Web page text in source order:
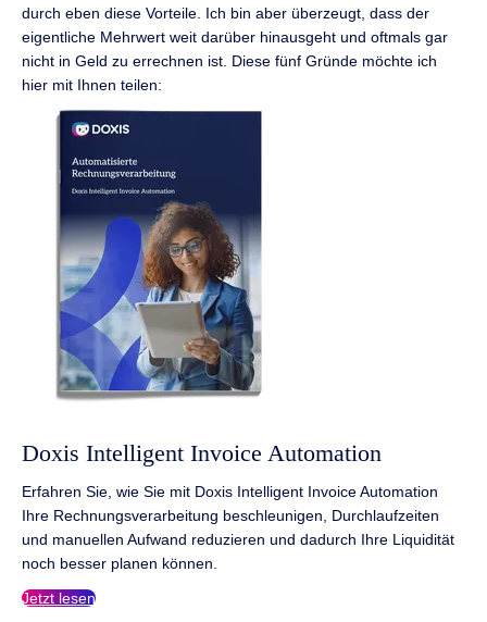
durch eben diese Vorteile. Ich bin aber überzeugt, dass der
eigentliche Mehrwert weit darüber hinausgeht und oftmals gar
nicht in Geld zu errechnen ist. Diese fünf Gründe möchte ich
hier mit Ihnen teilen:
Doxis Intelligent Invoice Automation
Erfahren Sie, wie Sie mit Doxis Intelligent Invoice Automation
Ihre Rechnungsverarbeitung beschleunigen, Durchlaufzeiten
und manuellen Aufwand reduzieren und dadurch Ihre Liquidität
noch besser planen können.
Jetzt lesen